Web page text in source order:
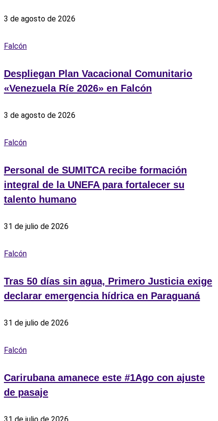
3 de agosto de 2026
Falcón
Despliegan Plan Vacacional Comunitario
«Venezuela Ríe 2026» en Falcón
3 de agosto de 2026
Falcón
Personal de SUMITCA recibe formación
integral de la UNEFA para fortalecer su
talento humano
31 de julio de 2026
Falcón
Tras 50 días sin agua, Primero Justicia exige
declarar emergencia hídrica en Paraguaná
31 de julio de 2026
Falcón
‎Carirubana amanece este #1Ago con ajuste
de pasaje